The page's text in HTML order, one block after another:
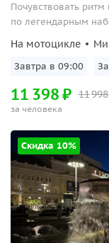
Почувствовать
по легендарным
На мотоцикле
Завтра в 09:00
11998
11 398₽
за человека
Скидка 10%